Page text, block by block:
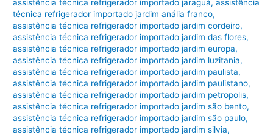
assistência técnica refrigerador importado jaraguá,assistência
técnica refrigerador importado jardim anália franco,
assistência técnica refrigerador importado jardim cordeiro,
assistência técnica refrigerador importado jardim das flores,
assistência técnica refrigerador importado jardim europa,
assistência técnica refrigerador importado jardim luzitania,
assistência técnica refrigerador importado jardim paulista,
assistência técnica refrigerador importado jardim paulistano,
assistência técnica refrigerador importado jardim petropolis,
assistência técnica refrigerador importado jardim são bento,
assistência técnica refrigerador importado jardim são paulo,
assistência técnica refrigerador importado jardim silvia,